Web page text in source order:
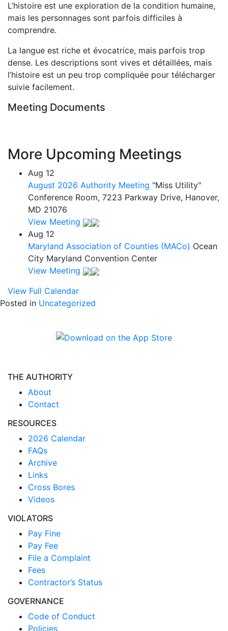
L’histoire est une exploration de la condition humaine,
mais les personnages sont parfois difficiles à
comprendre.
La langue est riche et évocatrice, mais parfois trop
dense. Les descriptions sont vives et détaillées, mais
l’histoire est un peu trop compliquée pour télécharger
suivie facilement.
Meeting Documents
More Upcoming Meetings
Aug 12
August 2026 Authority Meeting "Miss Utility"
Conference Room, 7223 Parkway Drive, Hanover,
MD 21076
View Meeting
Aug 12
Maryland Association of Counties (MACo) Ocean
City Maryland Convention Center
View Meeting
View Full Calendar
Posted in Uncategorized
THE AUTHORITY
About
Contact
RESOURCES
2026 Calendar
FAQs
Archive
Links
Cross Bores
Videos
VIOLATORS
Pay Fine
Pay Fee
File a Complaint
Fees
Contractor’s Status
GOVERNANCE
Code of Conduct
Policies